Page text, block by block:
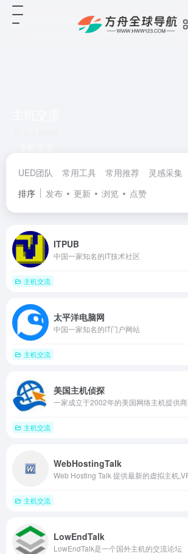
UED团队 常用工具 常用推荐 灵感采集
排序
发布 更新 浏览 点赞
ITPUB
中国一家知名的IT技术社区
主机交流
太平洋电脑网
中国一家知名的IT门户网站
主机交流
美国主机侦探
一家成立于2002年的美国网络主机提供商
主机交流
WebHostingTalk
主机交流
LowEndTalk
LowEndTalk是一个国外主机的交流论坛